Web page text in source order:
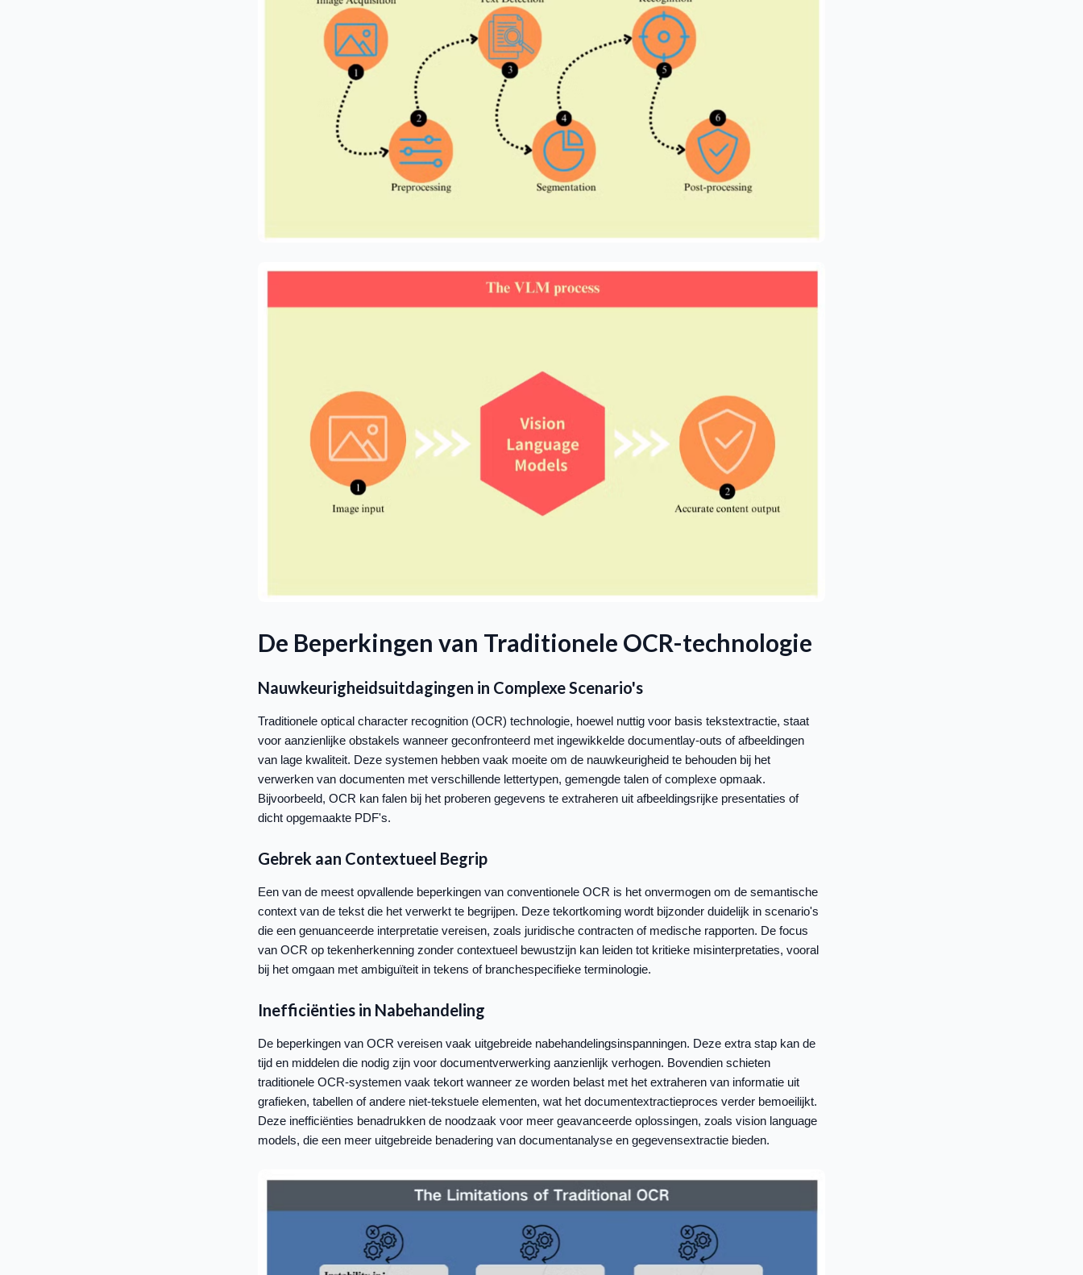
De Beperkingen van Traditionele OCR-technologie
Nauwkeurigheidsuitdagingen in Complexe Scenario's
Traditionele optical character recognition (OCR) technologie, hoewel nuttig voor basis tekstextractie, staat
voor aanzienlijke obstakels wanneer geconfronteerd met ingewikkelde documentlay-outs of afbeeldingen
van lage kwaliteit. Deze systemen hebben vaak moeite om de nauwkeurigheid te behouden bij het
verwerken van documenten met verschillende lettertypen, gemengde talen of complexe opmaak.
Bijvoorbeeld, OCR kan falen bij het proberen gegevens te extraheren uit afbeeldingsrijke presentaties of
dicht opgemaakte PDF's.
Gebrek aan Contextueel Begrip
Een van de meest opvallende beperkingen van conventionele OCR is het onvermogen om de semantische
context van de tekst die het verwerkt te begrijpen. Deze tekortkoming wordt bijzonder duidelijk in scenario's
die een genuanceerde interpretatie vereisen, zoals juridische contracten of medische rapporten. De focus
van OCR op tekenherkenning zonder contextueel bewustzijn kan leiden tot kritieke misinterpretaties, vooral
bij het omgaan met ambiguïteit in tekens of branchespecifieke terminologie.
Inefficiënties in Nabehandeling
De beperkingen van OCR vereisen vaak uitgebreide nabehandelingsinspanningen. Deze extra stap kan de
tijd en middelen die nodig zijn voor documentverwerking aanzienlijk verhogen. Bovendien schieten
traditionele OCR-systemen vaak tekort wanneer ze worden belast met het extraheren van informatie uit
grafieken, tabellen of andere niet-tekstuele elementen, wat het documentextractieproces verder bemoeilijkt.
Deze inefficiënties benadrukken de noodzaak voor meer geavanceerde oplossingen, zoals vision language
models, die een meer uitgebreide benadering van documentanalyse en gegevensextractie bieden.